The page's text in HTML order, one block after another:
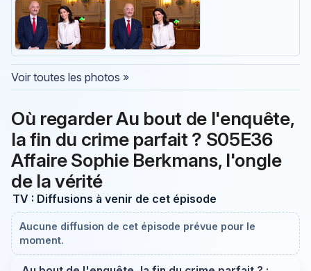
Voir toutes les photos »
Où regarder Au bout de l'enquête,
la fin du crime parfait ? S05E36
Affaire Sophie Berkmans, l'ongle
de la vérité
TV : Diffusions à venir de cet épisode
Aucune diffusion de cet épisode prévue pour le
moment.